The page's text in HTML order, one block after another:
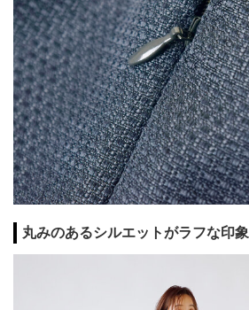
丸みのあるシルエットがラフな印象